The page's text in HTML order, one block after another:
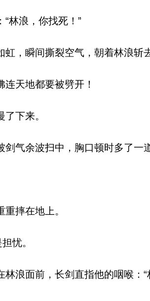
林浪，你找死！”
，瞬间撕裂空气，朝着林浪斩去
天地都要被劈开！
下来。
气余波扫中，胸口顿时多了一
摔在地上。
忧。
浪面前，长剑直指他的咽喉：